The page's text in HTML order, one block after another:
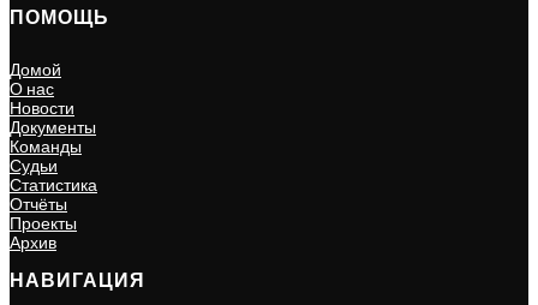
ПОМОЩЬ
Домой
О нас
Новости
Документы
Команды
Судьи
Статистика
Отчёты
Проекты
Архив
НАВИГАЦИЯ